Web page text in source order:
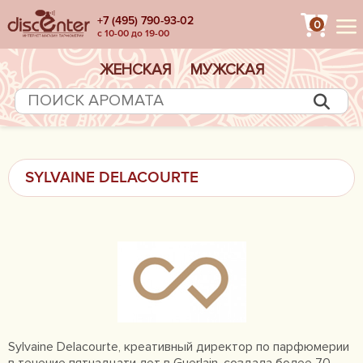
+7 (495) 790-93-02
с 10-00 до 19-00
0
ЖЕНСКАЯ МУЖСКАЯ
SYLVAINE DELACOURTE
Sylvaine Delacourte, креативный директор по парфюмерии